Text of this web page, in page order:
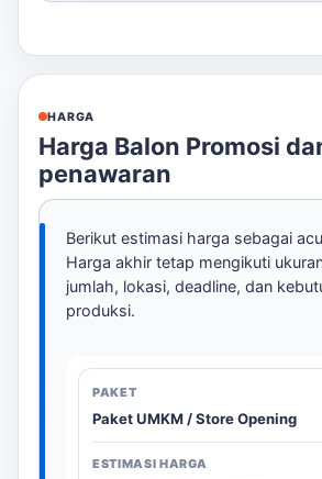
HARGA
Harga Balon Promosi
penawaran
Berikut estimasi harga sebagai
Harga akhir tetap mengikuti
jumlah, lokasi, deadline, dan
produksi.
Paket UMKM / Store Opening